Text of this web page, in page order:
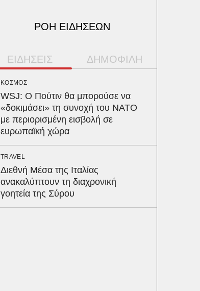
ΡΟΗ ΕΙΔΗΣΕΩΝ
ΕΙΔΗΣΕΙΣ ΔΗΜΟΦΙΛΗ
ΚΟΣΜΟΣ
WSJ: Ο Πούτιν θα μπορούσε να
«δοκιμάσει» τη συνοχή του ΝΑΤΟ
με περιορισμένη εισβολή σε
ευρωπαϊκή χώρα
TRAVEL
Διεθνή Μέσα της Ιταλίας
ανακαλύπτουν τη διαχρονική
γοητεία της Σύρου